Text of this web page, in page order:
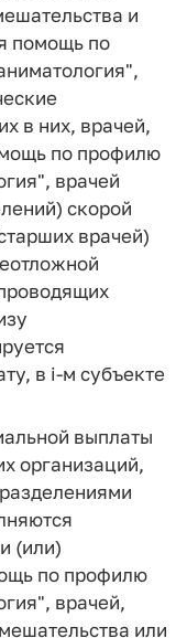
и
помощь по
в них, врачей,
по профилю
врачей
скорой
врачей)
в i-м субъекте
выплаты
организаций,
(или)
по профилю
врачей,
или